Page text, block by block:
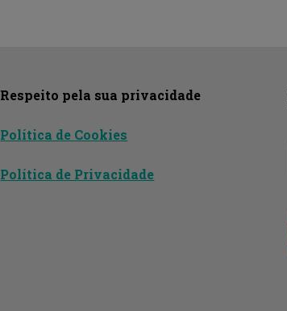
Respeito pela sua privacidade
Política de Cookies
Política de Privacidade